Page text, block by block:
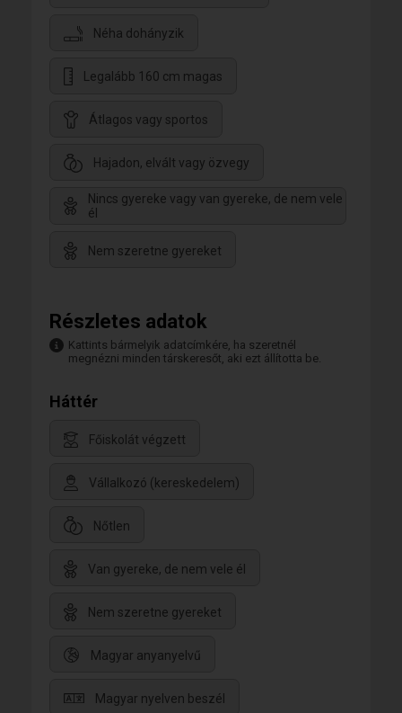
Néha dohányzik
Legalább 160 cm magas
Átlagos vagy sportos
Hajadon, elvált vagy özvegy
Nincs gyereke vagy van gyereke, de nem vele
él
Nem szeretne gyereket
Részletes adatok
Kattints bármelyik adatcímkére, ha szeretnél
megnézni minden társkeresőt, aki ezt állította be.
Háttér
Főiskolát végzett
Vállalkozó (kereskedelem)
Nőtlen
Van gyereke, de nem vele él
Nem szeretne gyereket
Magyar anyanyelvű
Magyar nyelven beszél